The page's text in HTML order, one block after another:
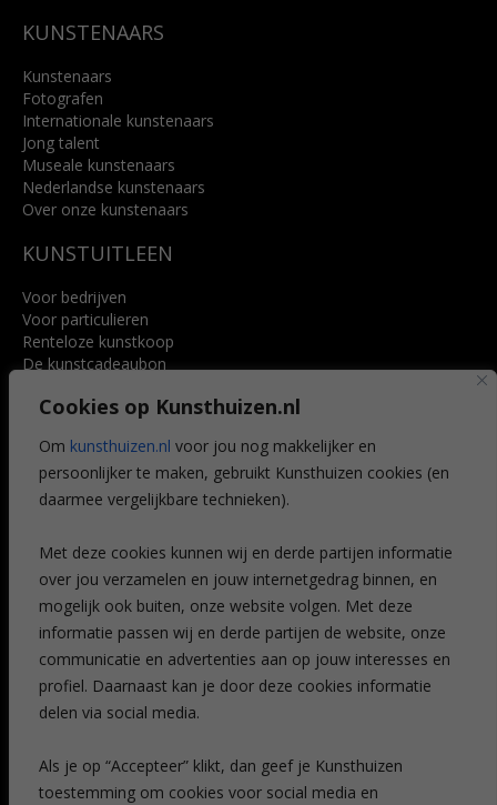
Cookies op Kunsthuizen.nl
Om kunsthuizen.nl voor jou nog makkelijker en
persoonlijker te maken, gebruikt Kunsthuizen cookies (en
daarmee vergelijkbare technieken).
Met deze cookies kunnen wij en derde partijen informatie
over jou verzamelen en jouw internetgedrag binnen, en
mogelijk ook buiten, onze website volgen. Met deze
informatie passen wij en derde partijen de website, onze
communicatie en advertenties aan op jouw interesses en
profiel. Daarnaast kan je door deze cookies informatie
delen via social media.
Als je op “Accepteer” klikt, dan geef je Kunsthuizen
toestemming om cookies voor social media en
KUNSTENAARS
Kunstenaars
Fotografen
Internationale kunstenaars
Jong talent
Museale kunstenaars
Nederlandse kunstenaars
Over onze kunstenaars
KUNSTUITLEEN
Voor bedrijven
Voor particulieren
Renteloze kunstkoop
De kunstcadeaubon
Voordelen
Veelgestelde vragen
CONTACT
Leiden
Amsterdam
Breda
Favorieten
Mijn art alert
NIEUWSBRIEF